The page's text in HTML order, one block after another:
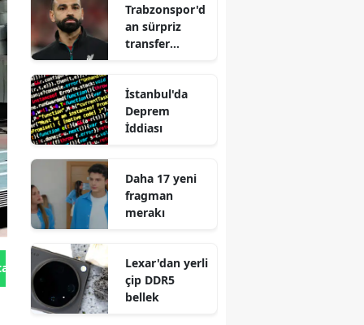
Gönder
Trabzonspor'd
an sürpriz
transfer
İstanbul'da
Deprem
İddiası
Daha 17 yeni
fragman
merakı
Lexar'dan yerli
çip DDR5
bellek